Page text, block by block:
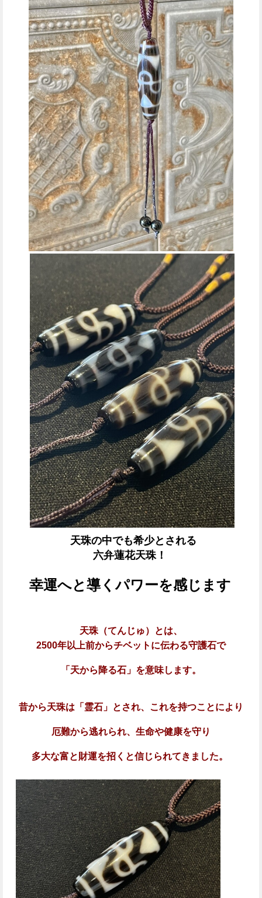
天珠の中でも希少とされる
六弁蓮花天珠 ！
幸運へと導くパワーを感じます
天珠（てんじゅ）とは、
2500年以上前からチベットに伝わる守護石で
「天から降る石」を意味します。
昔から天珠は「霊石」とされ、これを持つことにより
厄難から逃れられ、 生命や健康を守り
多大な富と財運を招く と信じられてきました。